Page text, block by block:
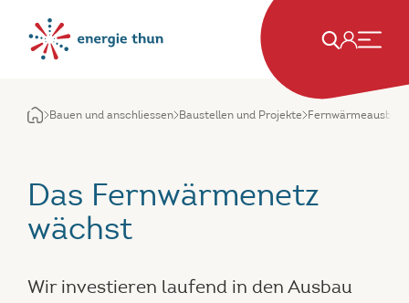
Bauen und anschliessen Baustellen und Projekte Fernwärmeausbau
Das Fernwärmenetz
wächst
Wir investieren laufend in den Ausbau